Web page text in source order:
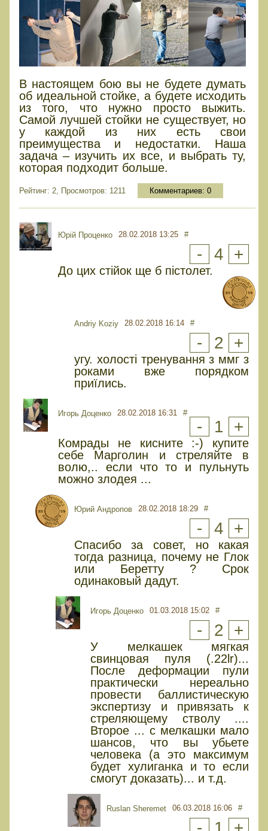
В настоящем бою вы не будете думать
об идеальной стойке, а будете исходить
из того, что нужно просто выжить.
Самой лучшей стойки не существует, но
у каждой из них есть свои
преимущества и недостатки. Наша
задача – изучить их все, и выбрать ту,
которая подходит больше.
Рейтинг: 2, Просмотров: 1211 Комментариев: 0
Юрiй Проценко 28.02.2018 13:25 #
- 4 +
До цих стійок ще б пістолет.
Andriy Koziy 28.02.2018 16:14 #
- 2 +
угу. холості тренування з ммг з
роками вже порядком
приїлись.
Игорь Доценко 28.02.2018 16:31 #
- 1 +
Комрады не кисните :-) купите
себе Марголин и стреляйте в
волю,.. если что то и пульнуть
можно злодея ...
Юрий Андропов 28.02.2018 18:29 #
- 4 +
Спасибо за совет, но какая
тогда разница, почему не Глок
или Беретту ? Срок
одинаковый дадут.
Игорь Доценко 01.03.2018 15:02 #
- 2 +
У мелкашек мягкая
свинцовая пуля (.22lr)...
После деформации пули
практически нереально
провести баллистическую
экспертизу и привязать к
стреляющему стволу ....
Второе ... с мелкашки мало
шансов, что вы убьете
человека (а это максимум
будет хулиганка и то если
смогут доказать)... и т.д.
Ruslan Sheremet 06.03.2018 16:06 #